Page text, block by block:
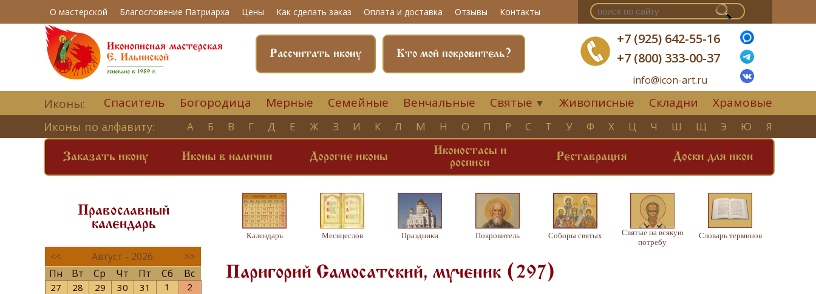
О мастерской Благословение Патриарха Цены Как сделать заказ Оплата и доставка Отзывы Контакты
+7 (925) 642-55-16
+7 (800) 333-00-37
info@icon-art.ru
Кто мой покровитель?
Рассчитать икону
Иконы: Спаситель Богородица Мерные Семейные Венчальные Святые ▼ Живописные Складни Храмовые
Иконы по алфавиту: А Б В Г Д Е Ж З И К Л М Н О П Р С Т У Ф Х Ц Ч Ш Щ Э Ю Я
Заказать икону Иконы в наличии Дорогие иконы
Иконостасы и
росписи
Реставрация Доски для икон
Православный
календарь
<< Август - 2026
>>
Пн
Вт Ср Чт Пт Сб Вс
27 28 29 30 31 1
2
Календарь Месяцеслов Праздники Покровитель Соборы святых
Святые на всякую
потребу
Словарь терминов
Паригорий Самосатский, мученик (297)